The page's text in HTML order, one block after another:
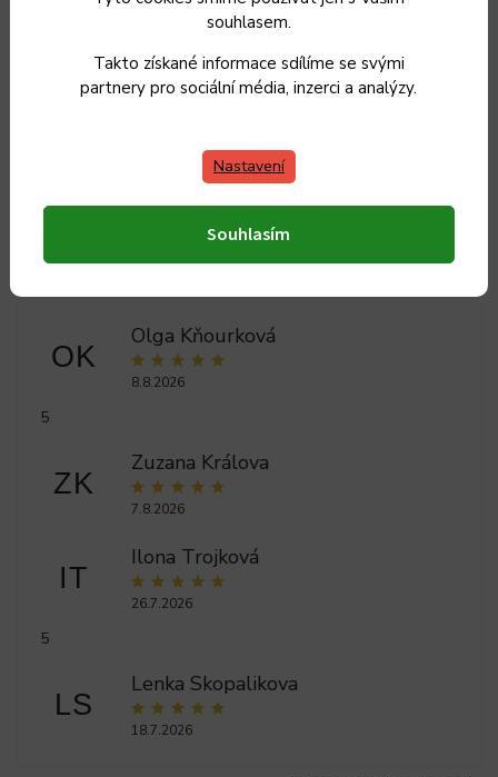
souhlasem.
Takto získané informace sdílíme se svými
partnery pro sociální média, inzerci a analýzy.
Nastavení
Souhlasím
Doplňky do kuchyně
Hmotnost 2 kg
OK
Olga Kňourková
8.8.2026
5
ZK
Zuzana Králova
7.8.2026
IT
Ilona Trojková
26.7.2026
5
LS
Lenka Skopalikova
18.7.2026